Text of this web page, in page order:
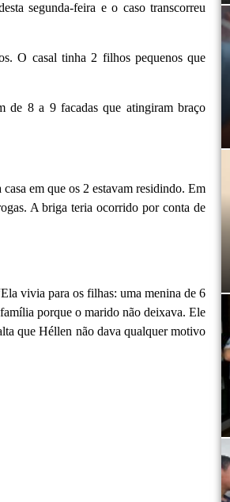
segunda-feira e o caso transcorreu
O casal tinha 2 filhos pequenos que
de 8 a 9 facadas que atingiram braço
em que os 2 estavam residindo. Em
A briga teria ocorrido por conta de
vivia para os filhas: uma menina de 6
porque o marido não deixava. Ele
que Héllen não dava qualquer motivo